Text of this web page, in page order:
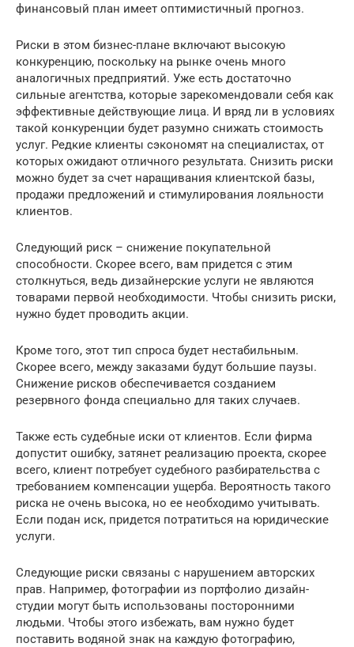
финансовый план имеет оптимистичный прогноз.
Риски в этом бизнес-плане включают высокую
конкуренцию, поскольку на рынке очень много
аналогичных предприятий. Уже есть достаточно
сильные агентства, которые зарекомендовали себя как
эффективные действующие лица. И вряд ли в условиях
такой конкуренции будет разумно снижать стоимость
услуг. Редкие клиенты сэкономят на специалистах, от
которых ожидают отличного результата. Снизить риски
можно будет за счет наращивания клиентской базы,
продажи предложений и стимулирования лояльности
клиентов.
Следующий риск – снижение покупательной
способности. Скорее всего, вам придется с этим
столкнуться, ведь дизайнерские услуги не являются
товарами первой необходимости. Чтобы снизить риски,
нужно будет проводить акции.
Кроме того, этот тип спроса будет нестабильным.
Скорее всего, между заказами будут большие паузы.
Снижение рисков обеспечивается созданием
резервного фонда специально для таких случаев.
Также есть судебные иски от клиентов. Если фирма
допустит ошибку, затянет реализацию проекта, скорее
всего, клиент потребует судебного разбирательства с
требованием компенсации ущерба. Вероятность такого
риска не очень высока, но ее необходимо учитывать.
Если подан иск, придется потратиться на юридические
услуги.
Следующие риски связаны с нарушением авторских
прав. Например, фотографии из портфолио дизайн-
студии могут быть использованы посторонними
людьми. Чтобы этого избежать, вам нужно будет
поставить водяной знак на каждую фотографию,